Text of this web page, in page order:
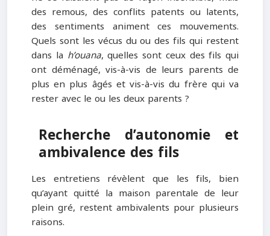
des remous, des conflits patents ou latents,
des sentiments animent ces mouvements.
Quels sont les vécus du ou des fils qui restent
dans la h’ouana, quelles sont ceux des fils qui
ont déménagé, vis-à-vis de leurs parents de
plus en plus âgés et vis-à-vis du frère qui va
rester avec le ou les deux parents ?
Recherche d’autonomie et
ambivalence des fils
Les entretiens révèlent que les fils, bien
qu’ayant quitté la maison parentale de leur
plein gré, restent ambivalents pour plusieurs
raisons.